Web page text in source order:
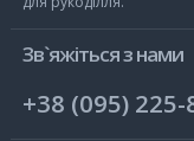
Зв`яжіться з нами
+38 (095) 225-